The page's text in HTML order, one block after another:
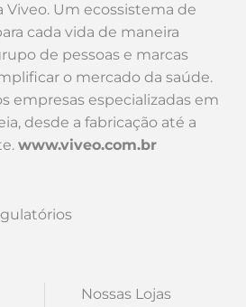
Viveo. Um ecossistema de
cada vida de maneira
de pessoas e marcas
o mercado da saúde.
empresas especializadas em
desde a fabricação até a
www.viveo.com.br
Nossas Lojas